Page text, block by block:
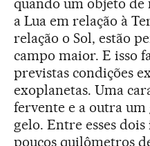
quando um objeto
a Lua em relação à
relação o Sol, estão
campo maior. E isso
previstas condições
exoplanetas. Uma
fervente e a outra
gelo. Entre esses
poucos quilômetros